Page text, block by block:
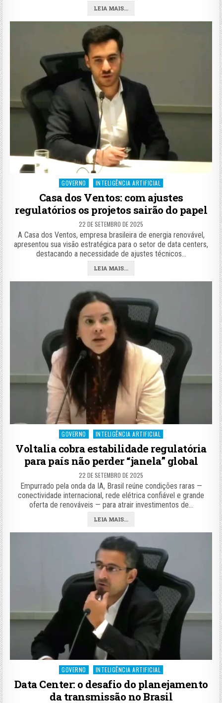
LEIA MAIS...
Posted
GOVERNO INTELIGÊNCIA ARTIFICIAL
Casa dos Ventos: com ajustes
regulatórios os projetos sairão do papel
22 DE SETEMBRO DE 2025
A Casa dos Ventos, empresa brasileira de energia renovável,
apresentou sua visão estratégica para o setor de data centers,
destacando a necessidade de ajustes técnicos…
LEIA MAIS...
Posted
GOVERNO INTELIGÊNCIA ARTIFICIAL
Voltalia cobra estabilidade regulatória
para país não perder “janela” global
22 DE SETEMBRO DE 2025
Empurrado pela onda da IA, Brasil reúne condições raras —
conectividade internacional, rede elétrica confiável e grande
oferta de renováveis — para atrair investimentos de…
LEIA MAIS...
Posted
GOVERNO INTELIGÊNCIA ARTIFICIAL
Data Center: o desafio do planejamento
da transmissão no Brasil